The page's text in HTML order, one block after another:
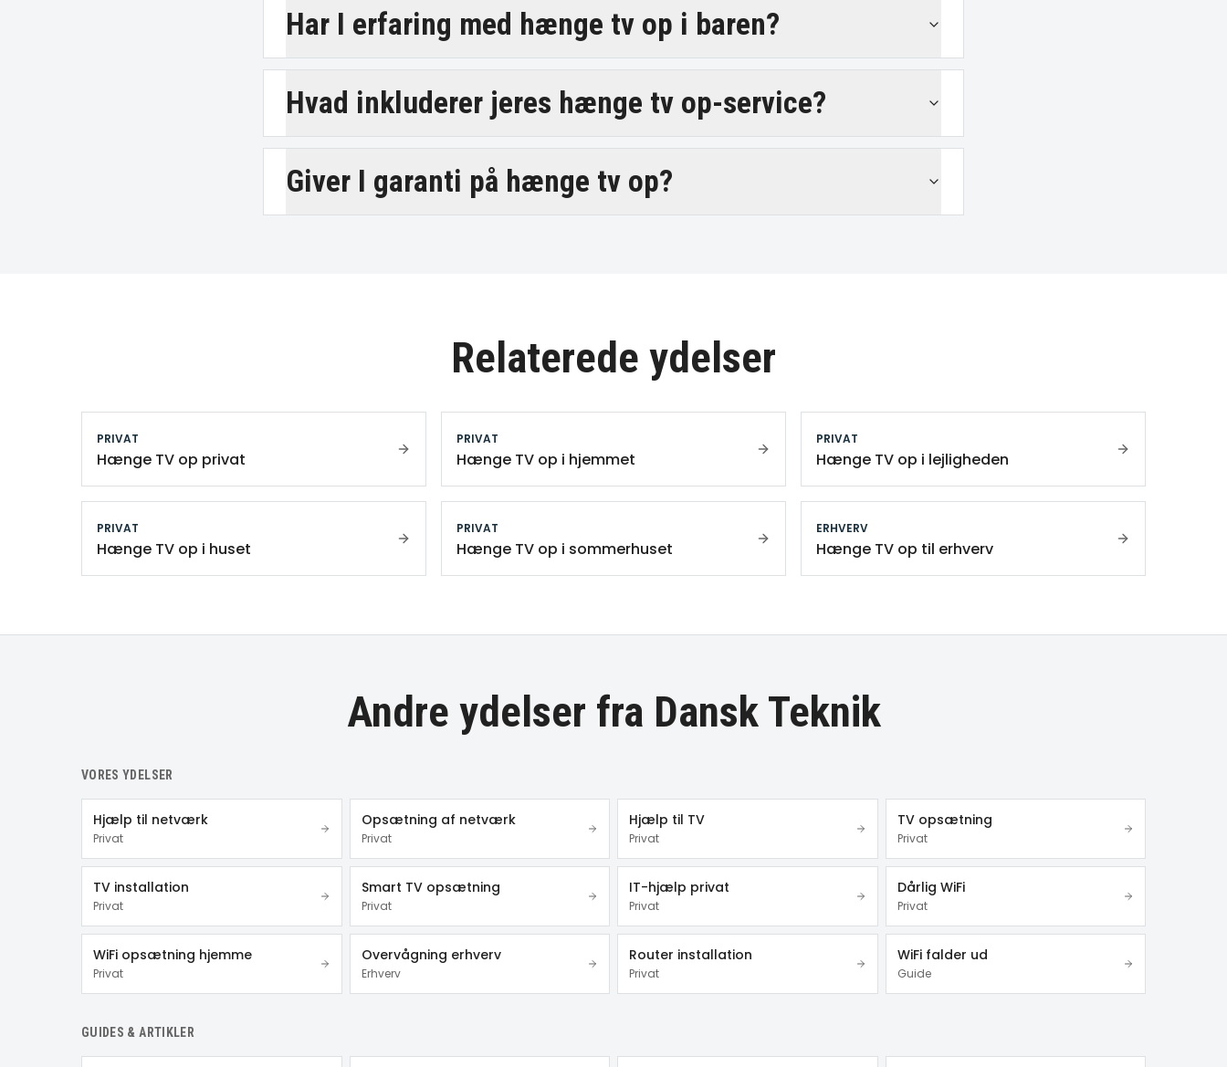
Har I erfaring med hænge tv op i baren?
Hvad inkluderer jeres hænge tv op-service?
Giver I garanti på hænge tv op?
Relaterede ydelser
PRIVAT
Hænge TV op privat
PRIVAT
Hænge TV op i hjemmet
PRIVAT
Hænge TV op i lejligheden
PRIVAT
Hænge TV op i huset
PRIVAT
Hænge TV op i sommerhuset
ERHVERV
Hænge TV op til erhverv
Andre ydelser fra Dansk Teknik
VORES YDELSER
Hjælp til netværk
Privat
Opsætning af netværk
Privat
Hjælp til TV
Privat
TV opsætning
Privat
TV installation
Privat
Smart TV opsætning
Privat
IT-hjælp privat
Privat
Dårlig WiFi
Privat
WiFi opsætning hjemme
Privat
Overvågning erhverv
Erhverv
Router installation
Privat
WiFi falder ud
Guide
GUIDES & ARTIKLER